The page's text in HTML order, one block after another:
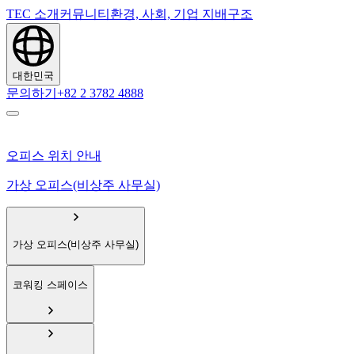
TEC 소개 커뮤니티 환경, 사회, 기업 지배구조
대한민국
문의하기 +82 2 3782 4888
오피스 위치 안내
가상 오피스(비상주 사무실)
가상 오피스(비상주 사무실)
코워킹 스페이스